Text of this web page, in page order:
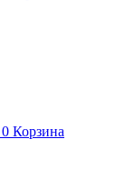
0 Корзина